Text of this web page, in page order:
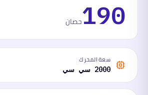
وما
عليها
190حصان
سعة المحرك
2000 سي سي